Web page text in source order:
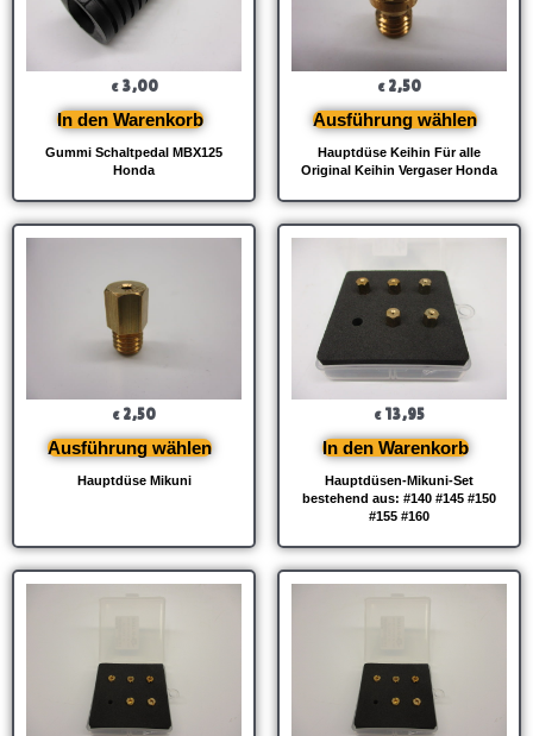
Gummi Schaltpedal MBX125
Honda
€3,00
In den Warenkorb
Hauptdüse Keihin Für alle
Original Keihin Vergaser Honda
€ 2,50
Ausführung wählen
Hauptdüse Mikuni
€ 2,50
Ausführung wählen
Hauptdüsen-Mikuni-Set
bestehend aus: #140 #145 #150
#155 #160
€ 13,95
In den Warenkorb